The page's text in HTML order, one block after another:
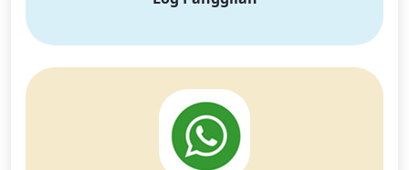
Ελληνικά
русский
हिंदी
தமிழ்
ไทย
Polskie
繁體中文